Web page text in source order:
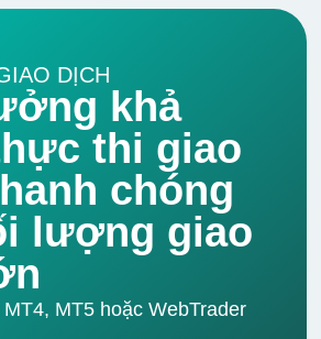
478 0
177 5,00%
DỊCH
khả
thi giao
chóng
lượng giao
MT5 hoặc WebTrader